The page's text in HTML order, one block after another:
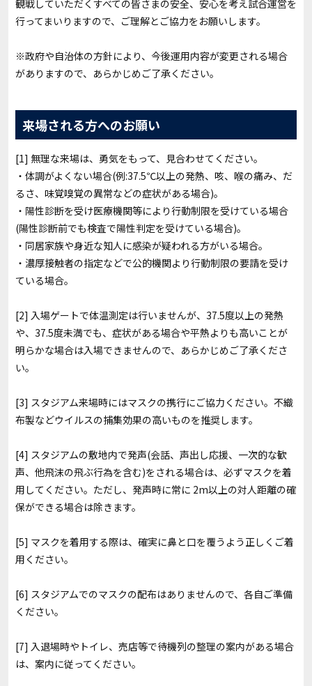
観戦していただくすべての皆さまの安全、安心を考え試合運営を
行ってまいりますので、ご理解とご協力をお願いします。
※政府や自治体の方針により、今後運用内容が変更される場合
がありますので、あらかじめご了承ください。
来場される方へのお願い
[1] 無理な来場は、勇気をもって、見合わせてください。
・体調がよくない場合(例:37.5℃以上の発熱、咳、喉の痛み、だ
るさ、味覚嗅覚の異常などの症状がある場合)。
・陽性診断を受け医療機関等により行動制限を受けている場合
(陽性診断前でも検査で陽性判定を受けている場合)。
・同居家族や身近な知人に感染が疑われる方がいる場合。
・濃厚接触者の指定などで公的機関より行動制限の要請を受け
ている場合。
[2] 入場ゲートで体温測定は行いませんが、37.5度以上の発熱
や、37.5度未満でも、症状がある場合や平熱よりも高いことが
明らかな場合は入場できませんので、あらかじめご了承くださ
い。
[3] スタジアム来場時にはマスクの携行にご協力ください。不織
布製などウイルスの捕集効果の高いものを推奨します。
[4] スタジアムの敷地内で発声(会話、声出し応援、一次的な歓
声、他飛沫の飛ぶ行為を含む)をされる場合は、必ずマスクを着
用してください。ただし、発声時に常に 2m以上の対人距離の確
保ができる場合は除きます。
[5] マスクを着用する際は、確実に鼻と口を覆うよう正しくご着
用ください。
[6] スタジアムでのマスクの配布はありませんので、各自ご準備
ください。
[7] 入退場時やトイレ、売店等で待機列の整理の案内がある場合
は、案内に従ってください。